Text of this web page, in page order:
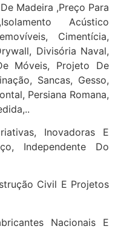
Madeira ,Preço Para
Acústico
Cimentícia,
Divisória Naval,
Móveis, Projeto De
Sancas, Gesso,
Persiana Romana,
Inovadoras E
Independente Do
Civil E Projetos
Nacionais E